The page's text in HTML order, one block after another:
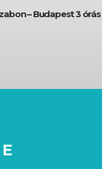
– Budapest 3 órás